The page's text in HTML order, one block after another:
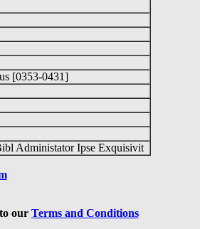
[0353-0431]
Administator Ipse Exquisivit
our Terms and Conditions